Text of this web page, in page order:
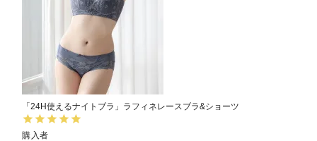
「24H使えるナイトブラ」ラフィネレースブラ&ショーツ
購入者